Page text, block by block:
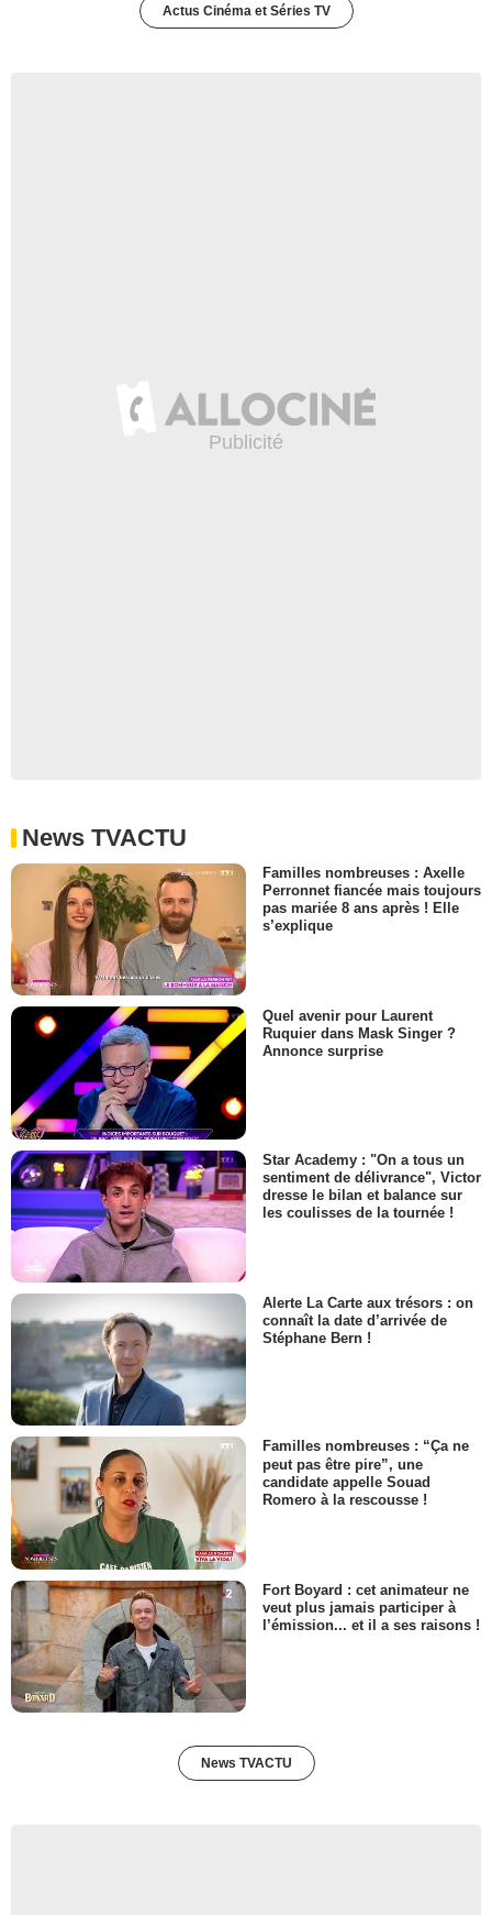
Actus Cinéma et Séries TV
News TVACTU
Familles nombreuses : Axelle
Perronnet fiancée mais toujours
pas mariée 8 ans après ! Elle
s’explique
Quel avenir pour Laurent
Ruquier dans Mask Singer ?
Annonce surprise
Star Academy : "On a tous un
sentiment de délivrance", Victor
dresse le bilan et balance sur
les coulisses de la tournée !
Alerte La Carte aux trésors : on
connaît la date d’arrivée de
Stéphane Bern !
Familles nombreuses : “Ça ne
peut pas être pire”, une
candidate appelle Souad
Romero à la rescousse !
Fort Boyard : cet animateur ne
veut plus jamais participer à
l’émission... et il a ses raisons !
News TVACTU